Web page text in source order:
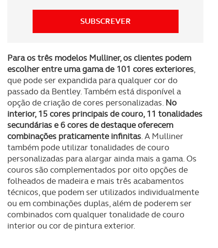
SUBSCREVER
Para os três modelos Mulliner, os clientes podem
escolher entre uma gama de 101 cores exteriores,
que pode ser expandida para qualquer cor do
passado da Bentley. Também está disponível a
opção de criação de cores personalizadas. No
interior, 15 cores principais de couro, 11 tonalidades
secundárias e 6 cores de destaque oferecem
combinações praticamente infinitas. A Mulliner
também pode utilizar tonalidades de couro
personalizadas para alargar ainda mais a gama. Os
couros são complementados por oito opções de
folheados de madeira e mais três acabamentos
técnicos, que podem ser utilizados individualmente
ou em combinações duplas, além de poderem ser
combinados com qualquer tonalidade de couro
interior ou cor de pintura exterior.